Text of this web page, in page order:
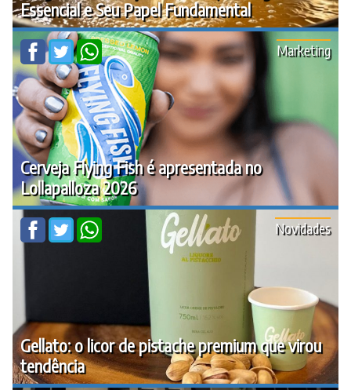
Essencial e Seu Papel Fundamental
Cerveja Flying Fish é apresentada no
Lollapalloza 2026
Marketing
Gellato: o licor de pistache premium que virou
tendência
Novidades